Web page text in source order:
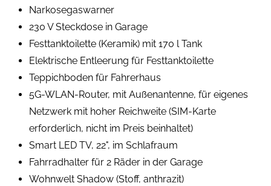
Narkosegaswarner
230 V Steckdose in Garage
Festtanktoilette (Keramik) mit 170 l Tank
Elektrische Entleerung für Festtanktoilette
Teppichboden für Fahrerhaus
5G-WLAN-Router, mit Außenantenne, für eigenes
Netzwerk mit hoher Reichweite (SIM-Karte
erforderlich, nicht im Preis beinhaltet)
Smart LED TV, 22", im Schlafraum
Fahrradhalter für 2 Räder in der Garage
Wohnwelt Shadow (Stoff, anthrazit)